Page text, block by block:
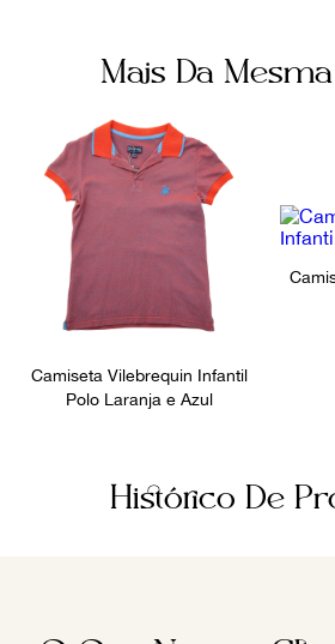
Mais Da
Camiseta Vilebrequin Infantil
Polo Laranja e Azul
Histórico De